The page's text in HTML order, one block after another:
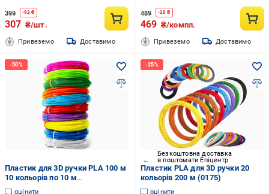
399 -92 ₴
307 ₴/шт.
Привеземо Доставимо
489 -20 ₴
469 ₴/компл.
Привеземо Доставимо
Пластик для 3D ручки PLA 100 м
10 кольорів по 10 м
Різнокольоровий (0067475)
оцінити
Безкоштовна доставка
в поштомати Епіцентр
Пластик PLA для 3D ручки 20
кольорів 200 м (0175)
оцінити